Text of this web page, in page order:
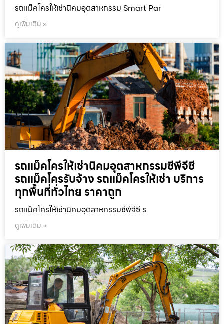
รถแม็คโครให้เช่านิคมอุตสาหกรรม Smart Par
ดูเพิ่มเติม »
รถแม็คโครให้เช่านิคมอุตสาหกรรมซีพีจีซี
รถแม็คโครรับจ้าง รถแม็คโครให้เช่า บริการ
ทุกพื้นที่ทั่วไทย ราคาถูก
รถแม็คโครให้เช่านิคมอุตสาหกรรมซีพีจีซี ร
ดูเพิ่มเติม »